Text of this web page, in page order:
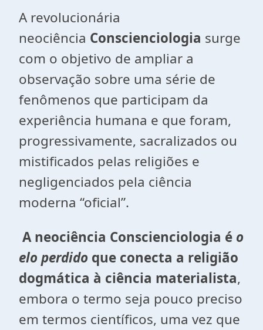
A revolucionária
neociência Conscienciologia surge
com o objetivo de ampliar a
observação sobre uma série de
fenômenos que participam da
experiência humana e que foram,
progressivamente, sacralizados ou
mistificados pelas religiões e
negligenciados pela ciência
moderna “oficial”.
A neociência Conscienciologia é o
elo perdido que conecta a religião
dogmática à ciência materialista,
embora o termo seja pouco preciso
em termos científicos, uma vez que